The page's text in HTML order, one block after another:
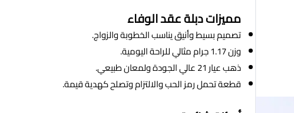
مميزات دبلة عقد الوفاء
تصميم بسيط وأنيق يناسب الخطوبة والزواج.
وزن 1.17 جرام مثالي للراحة اليومية.
ذهب عيار 21 عالي الجودة ولمعان طبيعي.
قطعة تحمل رمز الحب والالتزام وتصلح كهدية قيمة.